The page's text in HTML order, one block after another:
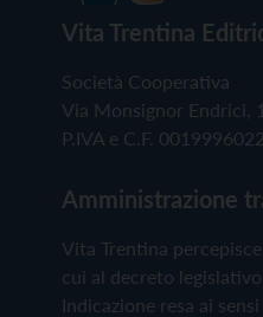
Vita Trentina
Società Cooperativa
Via Monsignor Endrici,
P.IVA e C.F.
Amministrazione
Vita Trentina
cui al decreto
Indicazione resa ai